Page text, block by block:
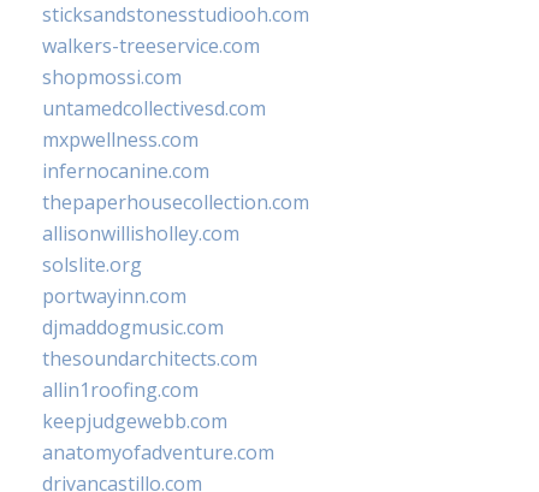
sticksandstonesstudiooh.com
walkers-treeservice.com
shopmossi.com
untamedcollectivesd.com
mxpwellness.com
infernocanine.com
thepaperhousecollection.com
allisonwillisholley.com
solslite.org
portwayinn.com
djmaddogmusic.com
thesoundarchitects.com
allin1roofing.com
keepjudgewebb.com
anatomyofadventure.com
drivancastillo.com